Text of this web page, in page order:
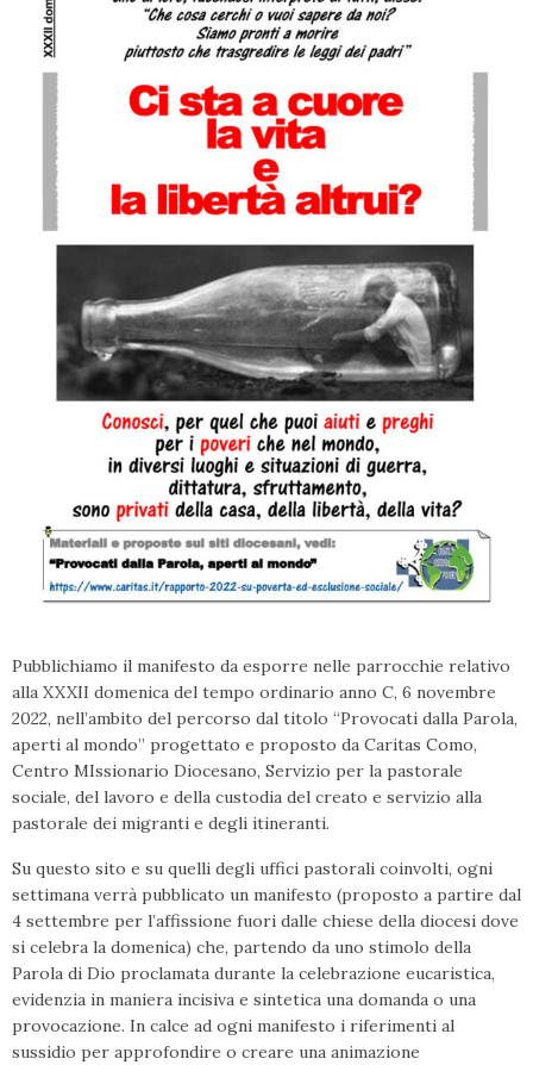
Pubblichiamo il manifesto da esporre nelle parrocchie relativo
alla XXXII domenica del tempo ordinario anno C, 6 novembre
2022, nell’ambito del percorso dal titolo “Provocati dalla Parola,
aperti al mondo” progettato e proposto da Caritas Como,
Centro MIssionario Diocesano, Servizio per la pastorale
sociale, del lavoro e della custodia del creato e servizio alla
pastorale dei migranti e degli itineranti.
Su questo sito e su quelli degli uffici pastorali coinvolti, ogni
settimana verrà pubblicato un manifesto (proposto a partire dal
4 settembre per l’affissione fuori dalle chiese della diocesi dove
si celebra la domenica) che, partendo da uno stimolo della
Parola di Dio proclamata durante la celebrazione eucaristica,
evidenzia in maniera incisiva e sintetica una domanda o una
provocazione. In calce ad ogni manifesto i riferimenti al
sussidio per approfondire o creare una animazione